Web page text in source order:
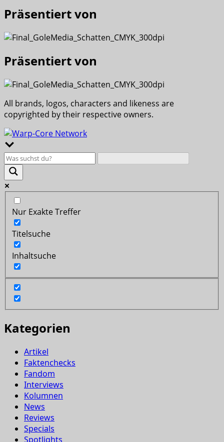
Präsentiert von
Präsentiert von
All brands, logos, characters and likeness are
copyrighted by their respective owners.
Nur Exakte Treffer
Titelsuche
Inhaltsuche
Kategorien
Artikel
Faktenchecks
Fandom
Interviews
Kolumnen
News
Reviews
Specials
Spotlights